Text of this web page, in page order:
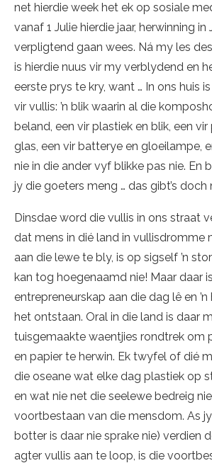
net hierdie week het ek op sosiale
vanaf 1 Julie hierdie jaar, herwinning in
verpligtend gaan wees. Ná my les
is hierdie nuus vir my verblydend en
eerste prys te kry, want … In ons huis
vir vullis: ’n blik waarin al die
beland, een vir plastiek en blik, een vir
glas, een vir batterye en gloeilampe,
nie in die ander vyf blikke pas nie. En
jy die goeters meng … das gibt’s doch
Dinsdae word die vullis in ons straat
dat mens in dié land in vullisdromme
aan die lewe te bly, is op sigself ’n
kan tog hoegenaamd nie! Maar daar
entrepreneurskap aan die dag lê en
het ontstaan. Oral in die land is daar
tuisgemaakte waentjies rondtrek om
en papier te herwin. Ek twyfel of dié
die oseane wat elke dag plastiek op
en wat nie net die seelewe bedreig
voortbestaan van die mensdom. As
botter is daar nie sprake nie) verdien
agter vullis aan te loop, is die